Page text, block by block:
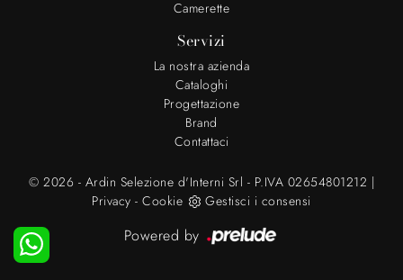
Camerette
Servizi
La nostra azienda
Cataloghi
Progettazione
Brand
Contattaci
© 2026 - Ardin Selezione d'Interni Srl - P.IVA 02654801212 |
Privacy -Cookie Gestisci i consensi
Powered by